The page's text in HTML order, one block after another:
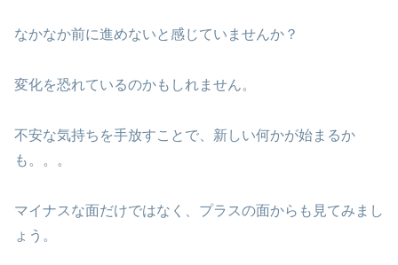
なかなか前に進めないと感じていませんか？
変化を恐れているのかもしれません。
不安な気持ちを手放すことで、新しい何かが始まるか
も。。。
マイナスな面だけではなく、プラスの面からも見てみまし
ょう。